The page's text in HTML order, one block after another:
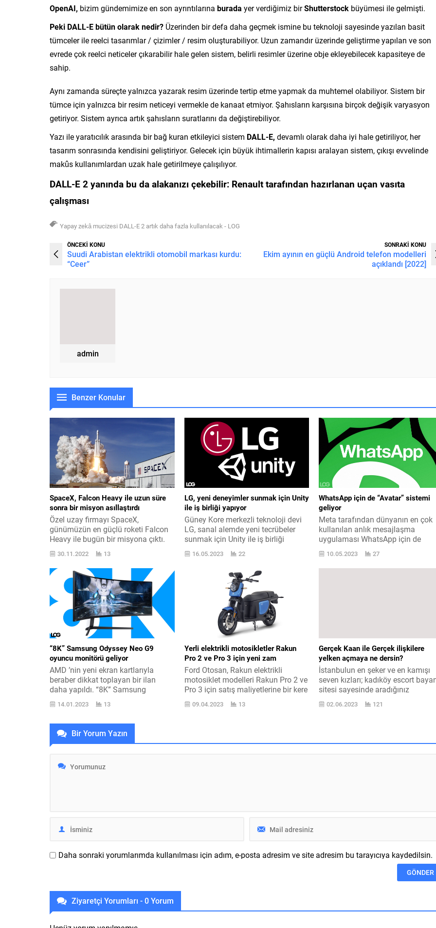
OpenAI, bizim gündemimize en son ayrıntılarına burada yer verdiğimiz birShutterstock büyümesi ile gelmişti.
Peki DALL-E bütün olarak nedir? Üzerinden bir defa daha geçmek ismine bu teknoloji sayesinde yazılan basit
tümceler ile reelci tasarımlar / çizimler / resim oluşturabiliyor. Uzun zamandır üzerinde geliştirme yapılan ve son
evrede çok reelci neticeler çıkarabilir hale gelen sistem, belirli resimler üzerine obje ekleyebilecek kapasiteye de
sahip.
Aynı zamanda süreçte yalnızca yazarak resim üzerinde tertip etme yapmak da muhtemel olabiliyor. Sistem bir
tümce için yalnızca bir resim neticeyi vermekle de kanaat etmiyor. Şahısların karşısına birçok değişik varyasyon
getiriyor. Sistem ayrıca artık şahısların suratlarını da değiştirebiliyor.
Yazı ile yaratıcılık arasında bir bağ kuran etkileyici sistem DALL-E, devamlı olarak daha iyi hale getiriliyor, her
tasarım sonrasında kendisini geliştiriyor. Gelecek için büyük ihtimallerin kapısı aralayan sistem, çıkışı evvelinde
makûs kullanımlardan uzak hale getirilmeye çalışılıyor.
DALL-E 2 yanında bu da alakanızı çekebilir: Renault tarafından hazırlanan uçan vasıta
çalışması
Yapay zekâ mucizesi DALL-E 2 artık daha fazla kullanılacak - LOG
ÖNCEKİ KONU
Suudi Arabistan elektrikli otomobil markası kurdu:
“Ceer”
SONRAKİ KONU
Ekim ayının en güçlü Android telefon modelleri
açıklandı [2022]
admin
Benzer Konular
SpaceX, Falcon Heavy ile uzun süre
sonra bir misyon asıllaştırdı
Özel uzay firmayı SpaceX,
günümüzün en güçlü roketi Falcon
Heavy ile bugün bir misyona çıktı.
Roket bundan evvel 2019 ’da
kullanılmıştı. İlk kalkışını 6 Şubat
2018 tarihinde reelleştiren etkin
vazifedeki en güçlü roket modeli
Falcon Heavy, ikinci kalkışında ilk
kez ticari bir misyona
çıkarılmıştı. Uzun zamandır
kullanılmayan roket ile dakikalar
evvel bir...
30.11.2022 13
LG, yeni deneyimler sunmak için Unity
ile iş birliği yapıyor
Güney Kore merkezli teknoloji devi
LG, sanal alemde yeni tecrübeler
sunmak için Unity ile iş birliği
yapıyor. LG Türkiye ’den mevzu
hakkında gelen resmî açıklama
ve dijital insanların geliştirilmesi için
hakikat zamanlı 3D RT3D içerik
oluşturma ve çalıştırma
mevzusunda dünyanın lider
platformu olan Unity ile...
16.05.2023 22
WhatsApp için de “Avatar” sistemi
geliyor
Meta tarafından dünyanın en çok
kullanılan anlık mesajlaşma
uygulaması WhatsApp için de
Avatar sistemi geliştiriliyor. Çatı
şirket Meta tarafından Facebook,
Instagram ve Messenger‘a
başka bir deyişle kendilerinin
dijital...
10.05.2023 27
“8K” Samsung Odyssey Neo G9
oyuncu monitörü geliyor
AMD ’nin yeni ekran kartlarıyla
beraber dikkat toplayan bir ilan
daha yapıldı. “8K” Samsung
Odyssey Neo G9 oyuncu monitörü
de geliyor. Samsung Odyssey Neo
başında tertip edilecek CES 2023
kapsamında 8K çözünürlük sunan
versiyonu ile karşımıza çıkacak.
geniş oyuncu...
14.01.2023 13
Yerli elektrikli motosikletler Rakun
Pro 2 ve Pro 3 için yeni zam
Ford Otosan, Rakun elektrikli
motosiklet modelleri Rakun Pro 2 ve
Pro 3 için satış maliyetlerine bir kere
daha zam yaptı. Ford Otosan
firmayı Rakun Mobilite tarafından
09.04.2023 13
Gerçek Kaan ile Gerçek ilişkilere
yelken açmaya ne dersin?
İstanbulun en şeker ve en kamışı
seven kızları; kadıköy escort
sitesi sayesinde aradığınız
özelliklere sahip olan güzel
ile takılabilirsiniz beyler. Sizlere bu
02.06.2023 121
Bir Yorum Yazın
Daha sonraki yorumlarımda kullanılması için adım, e-posta adresim ve site adresim bu tarayıcıya kaydedilsin.
Ziyaretçi Yorumları - 0 Yorum